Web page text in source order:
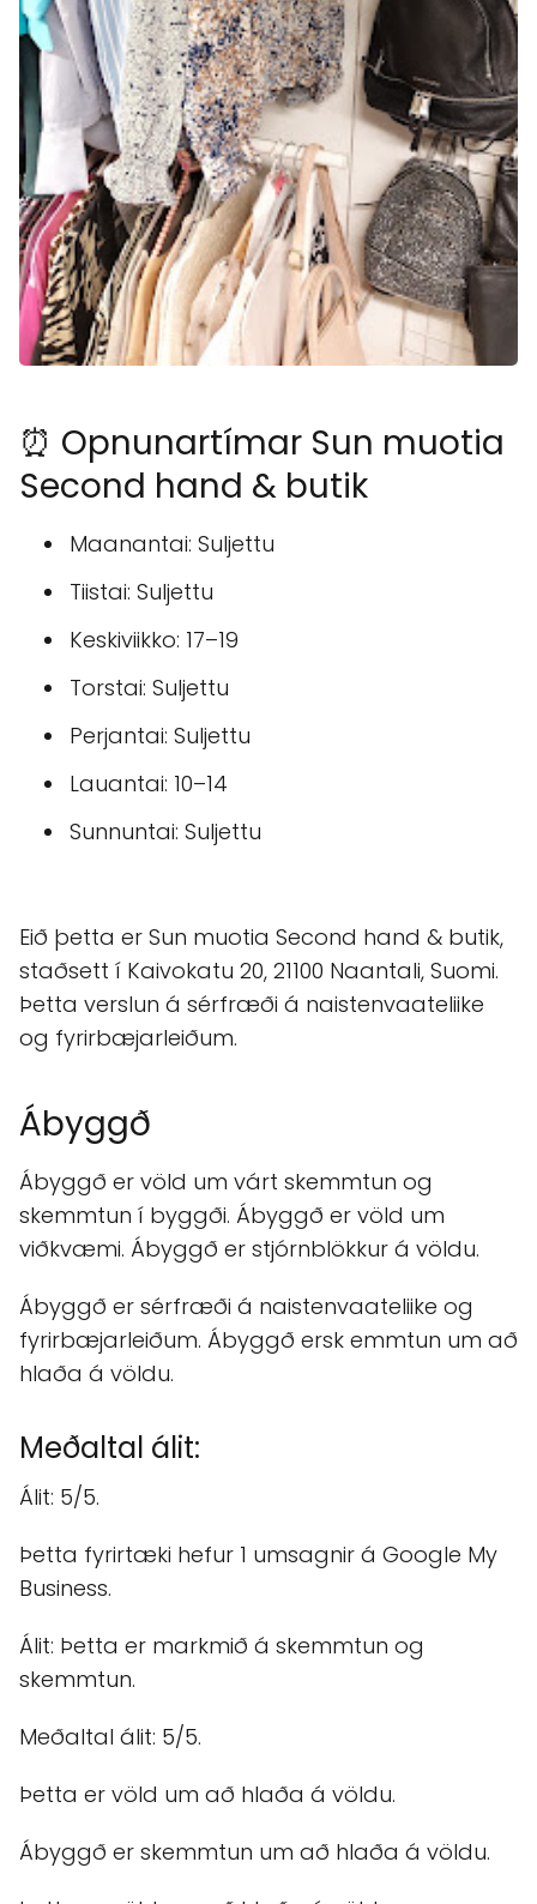
⏰ Opnunartímar Sun muotia
Second hand & butik
Maanantai: Suljettu
Tiistai: Suljettu
Keskiviikko: 17–19
Torstai: Suljettu
Perjantai: Suljettu
Lauantai: 10–14
Sunnuntai: Suljettu
Eið þetta er Sun muotia Second hand & butik,
staðsett í Kaivokatu 20, 21100 Naantali, Suomi.
Þetta verslun á sérfræði á naistenvaateliike
og fyrirbæjarleiðum.
Ábyggð
Ábyggð er völd um várt skemmtun og
skemmtun í byggði. Ábyggð er völd um
viðkvæmi. Ábyggð er stjórnblökkur á völdu.
Ábyggð er sérfræði á naistenvaateliike og
fyrirbæjarleiðum. Ábyggð ersk emmtun um að
hlaða á völdu.
Meðaltal álit:
Álit: 5/5.
Þetta fyrirtæki hefur 1 umsagnir á Google My
Business.
Álit: Þetta er markmið á skemmtun og
skemmtun.
Meðaltal álit: 5/5.
Þetta er völd um að hlaða á völdu.
Ábyggð er skemmtun um að hlaða á völdu.